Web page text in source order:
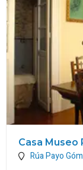
Casa Museo
Rúa Payo